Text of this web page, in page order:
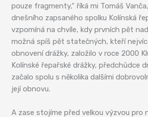
pouze fragmenty,“ říká mi Tomáš
dnešního zapsaného spolku Kolínská
vzpomíná na chvíle, kdy prvních pět
možná spíš pět statečných, kteří
obnovení drážky, založilo v roce 2000
Kolínské řepařské drážky, předchůdce
začalo spolu s několika dalšími
její obnovu.
A zase stojíme před velkou výzvou pro